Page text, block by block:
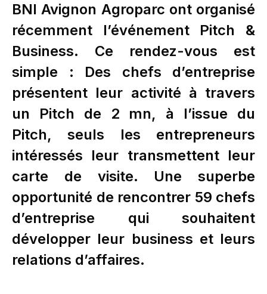
BNI Avignon Agroparc ont organisé
récemment l’événement Pitch &
Business. Ce rendez-vous est
simple : Des chefs d’entreprise
présentent leur activité à travers
un Pitch de 2 mn, à l’issue du
Pitch, seuls les entrepreneurs
intéressés leur transmettent leur
carte de visite. Une superbe
opportunité de rencontrer 59 chefs
d’entreprise qui souhaitent
développer leur business et leurs
relations d’affaires.